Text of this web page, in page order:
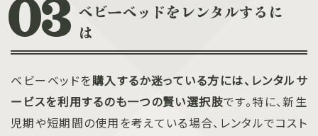
ベビーベッドをレンタルするに
は
ベビーベッドを購入するか迷っている方には、レンタルサ
ービスを利用するのも一つの賢い選択肢です。特に、新生
児期や短期間の使用を考えている場合、レンタルでコスト